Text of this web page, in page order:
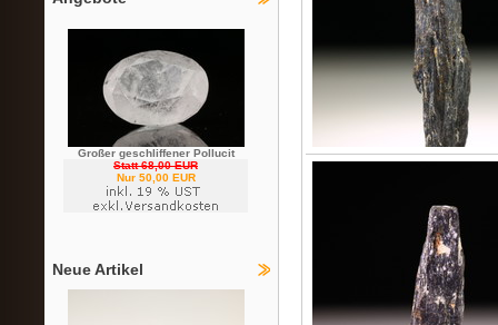
Großer geschliffener Pollucit
Statt 68,00 EUR
Nur 50,00 EUR
Neue Artikel